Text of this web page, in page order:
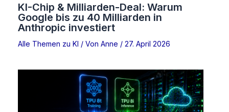
KI-Chip & Milliarden-Deal: Warum
Google bis zu 40 Milliarden in
Anthropic investiert
Alle Themen zu KI / Von Anne / 27. April 2026